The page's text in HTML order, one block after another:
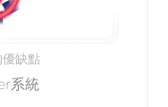
缺點
系統